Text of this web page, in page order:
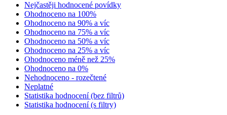
Nejčastěji hodnocené povídky
Ohodnoceno na 100%
Ohodnoceno na 90% a víc
Ohodnoceno na 75% a víc
Ohodnoceno na 50% a víc
Ohodnoceno na 25% a víc
Ohodnoceno méně než 25%
Ohodnoceno na 0%
Nehodnoceno - rozečtené
Neplatné
Statistika hodnocení (bez filtrů)
Statistika hodnocení (s filtry)